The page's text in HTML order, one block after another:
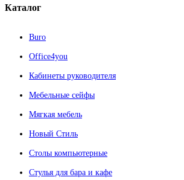
Каталог
Buro
Office4you
Кабинеты руководителя
Мебельные сейфы
Мягкая мебель
Новый Стиль
Столы компьютерные
Стулья для бара и кафе